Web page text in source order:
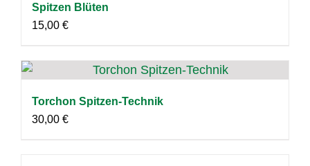
Spitzen Blüten
15,00 €
Torchon Spitzen-Technik
30,00 €